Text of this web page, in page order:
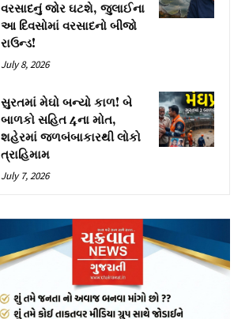
વરસાદનું જોર ઘટશે, જુલાઈના
આ દિવસોમાં વરસાદનો બીજો
રાઉન્ડ!
July 8, 2026
સુરતમાં મેઘો બન્યો કાળ! બે
બાળકો સહિત 4ના મોત,
શહેરમાં જળબંબાકારથી લોકો
ત્રાહિમામ
July 7, 2026